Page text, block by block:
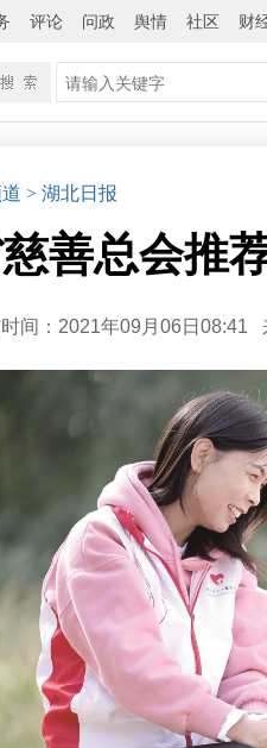
评论 问政 舆情 社区 财
> 湖北日报
善总会推
间：2021年09月06日08:41